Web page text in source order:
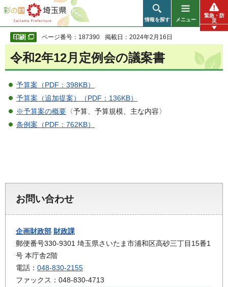
彩の国 埼玉県
情報を探す メニュー
緊急・防
災
ページ番号：187390 掲載日：2024年2月16日
令和2年12月定例会の議案書
予算案（PDF：398KB）
予算案（追加提案）（PDF：136KB）
※予算案の概要 〈予算、予算規模、主な内容〉
条例案（PDF：762KB）
お問い合わせ
企画財政部 財政課
郵便番号330-9301 埼玉県さいたま市浦和区高砂三丁目15番1
号 本庁舎2階
電話： 048-830-2155
ファックス：048-830-4713